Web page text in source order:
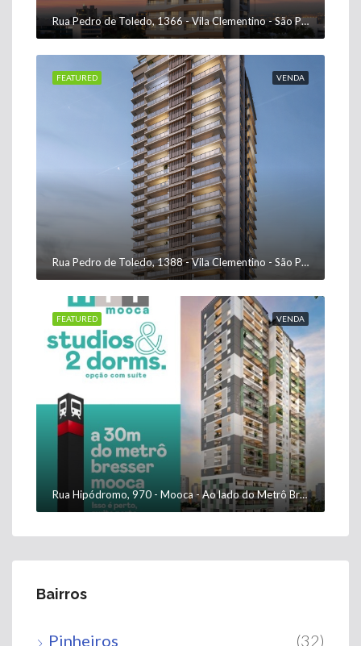
Rua Pedro de Toledo, 1366 - Vila Clementino - São Paulo - SP, 04039-003
VENDA
FEATURED
Rua Pedro de Toledo, 1388 - Vila Clementino - São Paulo - SP, 04039-003
VENDA
FEATURED
Rua Hipódromo, 970 - Mooca - Ao lado do Metrô Bresser-Mooca
Bairros
Pinheiros
(32)